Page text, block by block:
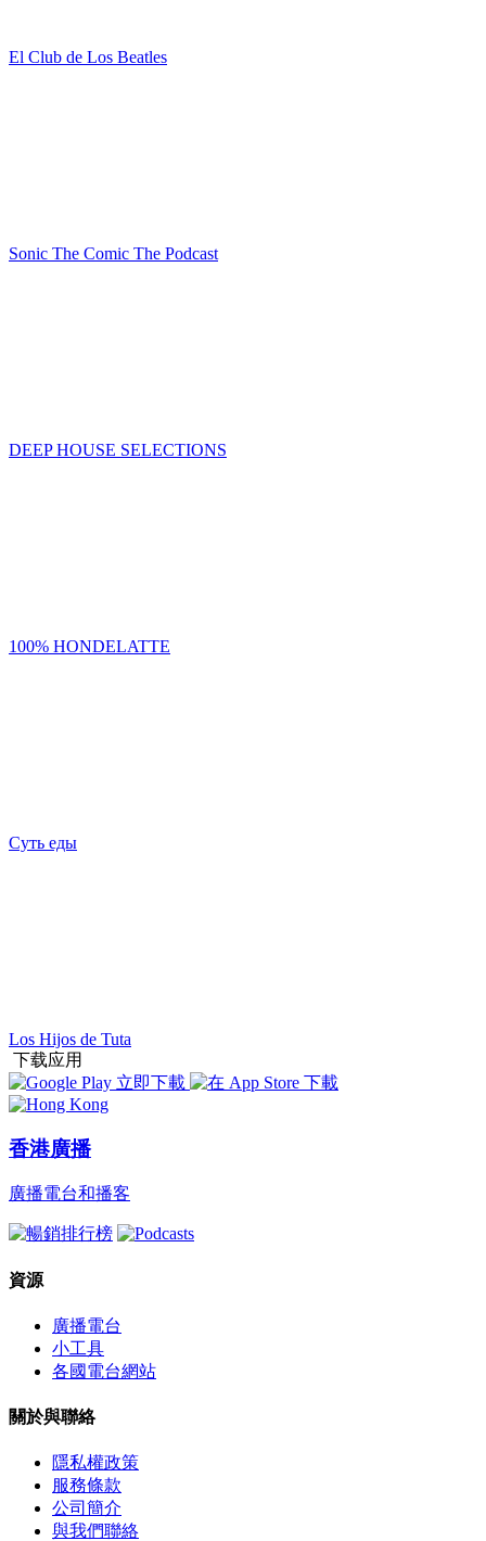
El Club de Los Beatles
Sonic The Comic The Podcast
DEEP HOUSE SELECTIONS
100% HONDELATTE
Суть еды
Los Hijos de Tuta
下载应用
香港廣播
廣播電台和播客
資源
廣播電台
小工具
各國電台網站
關於與聯絡
隱私權政策
服務條款
公司簡介
與我們聯絡